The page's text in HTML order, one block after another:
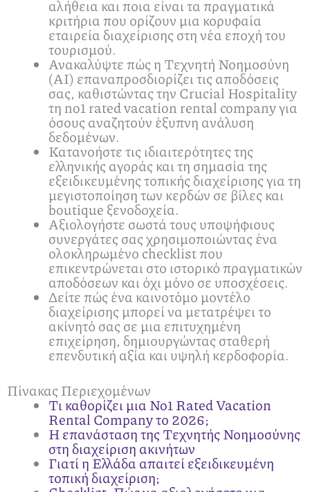
αλήθεια και ποια είναι τα πραγματικά
κριτήρια που ορίζουν μια κορυφαία
εταιρεία διαχείρισης στη νέα εποχή του
τουρισμού.
Ανακαλύψτε πώς η Τεχνητή Νοημοσύνη
(AI) επαναπροσδιορίζει τις αποδόσεις
σας, καθιστώντας την Crucial Hospitality
τη no1 rated vacation rental company για
όσους αναζητούν έξυπνη ανάλυση
δεδομένων.
Κατανοήστε τις ιδιαιτερότητες της
ελληνικής αγοράς και τη σημασία της
εξειδικευμένης τοπικής διαχείρισης για τη
μεγιστοποίηση των κερδών σε βίλες και
boutique ξενοδοχεία.
Αξιολογήστε σωστά τους υποψήφιους
συνεργάτες σας χρησιμοποιώντας ένα
ολοκληρωμένο checklist που
επικεντρώνεται στο ιστορικό πραγματικών
αποδόσεων και όχι μόνο σε υποσχέσεις.
Δείτε πώς ένα καινοτόμο μοντέλο
διαχείρισης μπορεί να μετατρέψει το
ακίνητό σας σε μια επιτυχημένη
επιχείρηση, δημιουργώντας σταθερή
επενδυτική αξία και υψηλή κερδοφορία.
Πίνακας Περιεχομένων
Τι καθορίζει μια No1 Rated Vacation
Rental Company το 2026;
Η επανάσταση της Τεχνητής Νοημοσύνης
στη διαχείριση ακινήτων
Γιατί η Ελλάδα απαιτεί εξειδικευμένη
τοπική διαχείριση;